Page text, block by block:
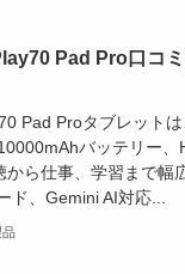
Pad Pro口コ
Pad Proタブレット
バッテリー
ら仕事、学習まで幅
、Gemini AI対応...
品